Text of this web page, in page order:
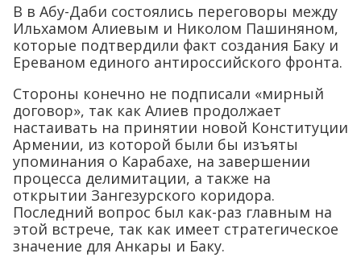
В в Абу-Даби состоялись переговоры между
Ильхамом Алиевым и Николом Пашиняном,
которые подтвердили факт создания Баку и
Ереваном единого антироссийского фронта.
Стороны конечно не подписали «мирный
договор», так как Алиев продолжает
настаивать на принятии новой Конституции
Армении, из которой были бы изъяты
упоминания о Карабахе, на завершении
процесса делимитации, а также на
открытии Зангезурского коридора.
Последний вопрос был как-раз главным на
этой встрече, так как имеет стратегическое
значение для Анкары и Баку.